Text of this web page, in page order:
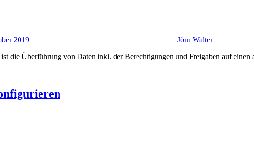
2019 Jörn Walter
die Überführung von Daten inkl. der Berechtigungen und Freigaben auf einen